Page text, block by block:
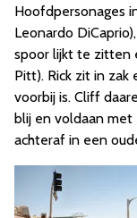
Hoofdpersonages
Leonardo
spoor lijkt te zitten
Pitt). Rick zit in zak
voorbij is. Cliff
blij en voldaan
achteraf in een